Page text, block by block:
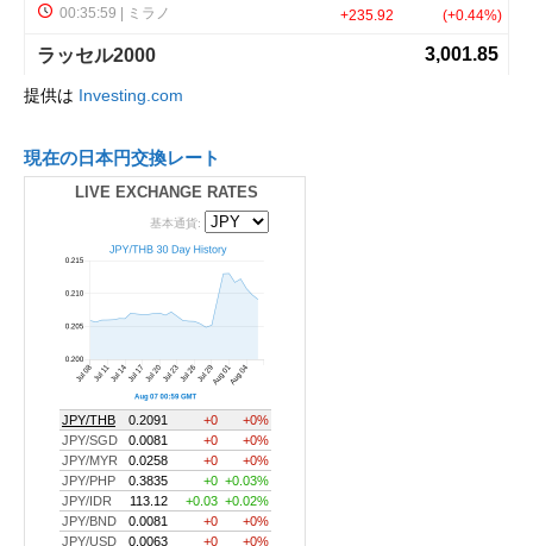
提供は Investing.com
現在の日本円交換レート
LIVE EXCHANGE RATES